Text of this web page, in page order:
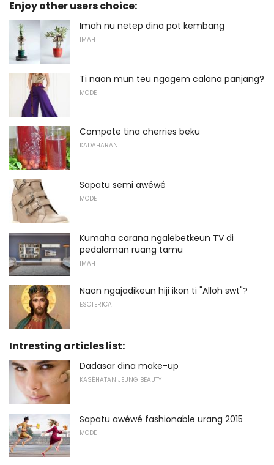
Enjoy other users choice:
Imah nu netep dina pot kembang
IMAH
Ti naon mun teu ngagem calana panjang?
MODE
Compote tina cherries beku
KADAHARAN
Sapatu semi awéwé
MODE
Kumaha carana ngalebetkeun TV di
pedalaman ruang tamu
IMAH
Naon ngajadikeun hiji ikon ti "Alloh swt"?
ESOTERICA
Intresting articles list:
Dadasar dina make-up
KASÉHATAN JEUNG BEAUTY
Sapatu awéwé fashionable urang 2015
MODE